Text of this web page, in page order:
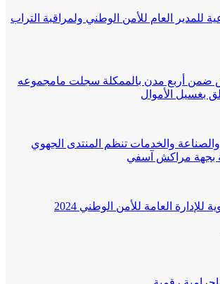
للمدير العام للأمن الوطني ولمراقبة التراب
ضمن أربع مدن بالممكلة سجلت مامجموعه
والخدمات تنظم المنتدى الجهوي
بجهة مراكش آسفي
للإدارة العامة للأمن الوطني 2024